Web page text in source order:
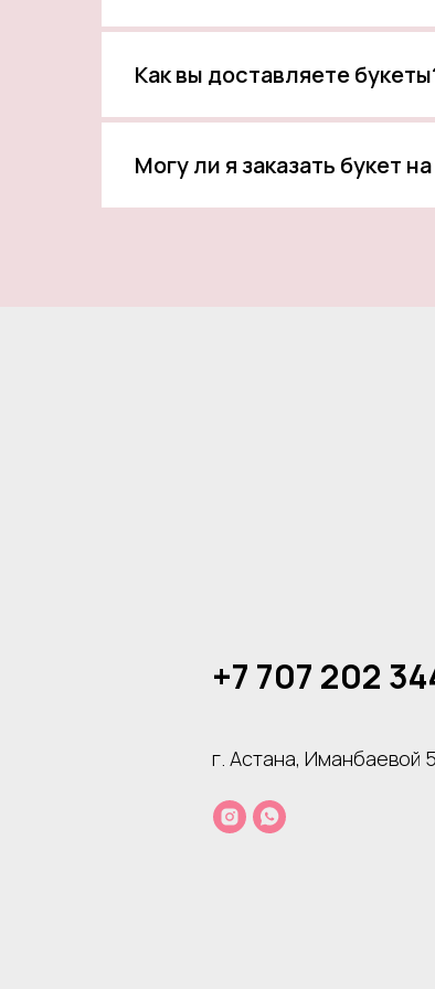
Как вы доставляете
Могу ли я заказать букет
+7 707 202
г. Астана, Иманбаевой 5